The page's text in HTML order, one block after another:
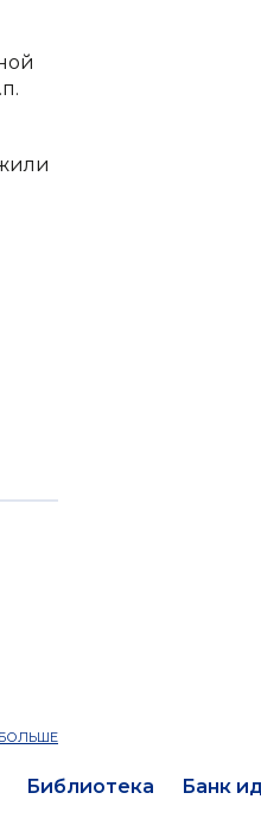
БОЛЬШЕ
Библиотека Банк